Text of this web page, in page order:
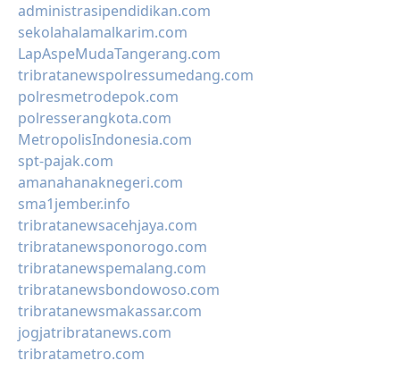
administrasipendidikan.com
sekolahalamalkarim.com
LapAspeMudaTangerang.com
tribratanewspolressumedang.com
polresmetrodepok.com
polresserangkota.com
MetropolisIndonesia.com
spt-pajak.com
amanahanaknegeri.com
sma1jember.info
tribratanewsacehjaya.com
tribratanewsponorogo.com
tribratanewspemalang.com
tribratanewsbondowoso.com
tribratanewsmakassar.com
jogjatribratanews.com
tribratametro.com